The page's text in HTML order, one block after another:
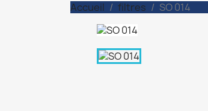
Accueil filtres SO 014